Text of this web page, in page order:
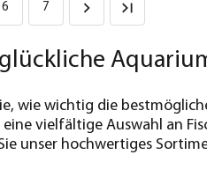
6 7
wie wichtig die
vielfältige Auswahl an
unser hochwertiges